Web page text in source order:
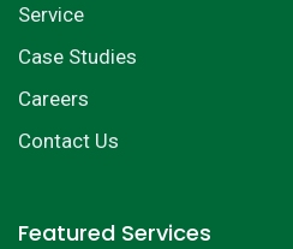
Service
Case Studies
Careers
Contact Us
Featured Services